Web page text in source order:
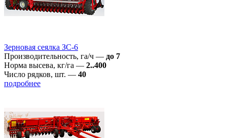
Зерновая сеялка ЗС-6
Производительность, га/ч — до 7
Норма высева, кг/га — 2..400
Число рядков, шт. — 40
подробнее